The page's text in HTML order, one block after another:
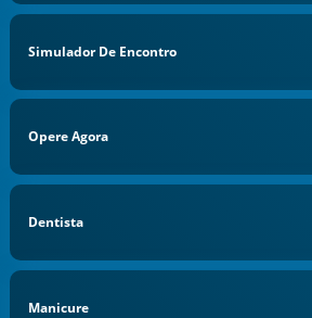
Simulador De Encontro
Opere Agora
Dentista
Manicure